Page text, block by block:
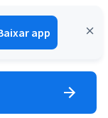
app
Entrar